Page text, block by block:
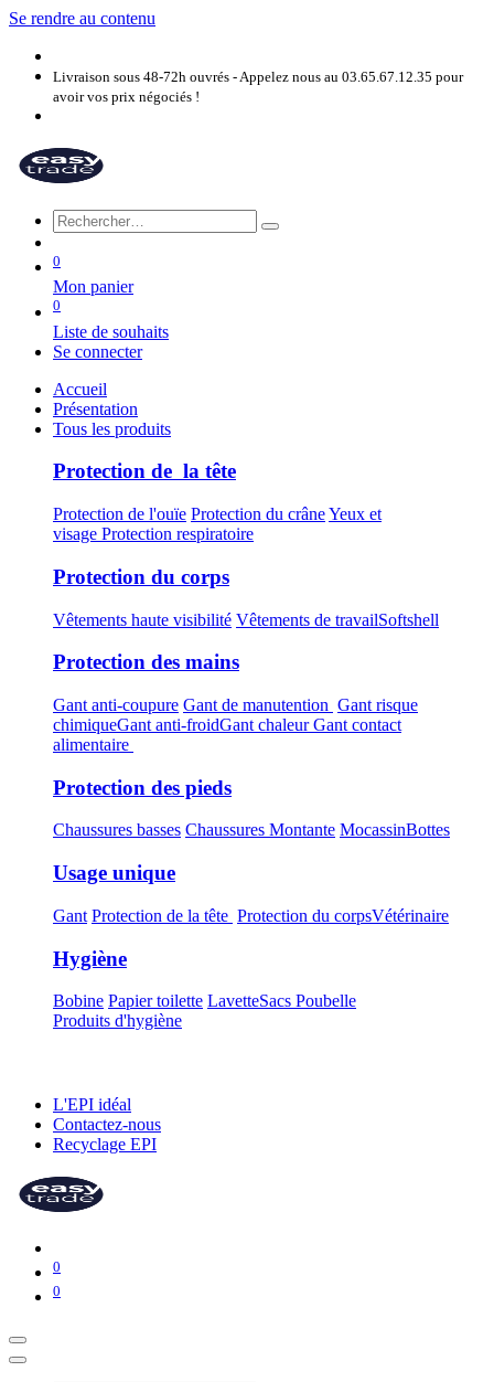
Se rendre au contenu
Livraison sous 48-72h ouvrés - Appelez nous au 03.65.67.12.35 pour
avoir vos prix négociés !
0
Mon panier
0
Liste de souhaits
Se connecter
Accueil
Présentation
Tous les produits
Protection de la tête
Protection de l'ouïe Protection du crâneYeux et
visage Protection respiratoire
Protection du corps
Vêtements haute visibilité Vêtements de travailSoftshell
Protection des mains
Gant anti-coupure Gant de manutention Gant risque
chimiqueGant anti-froidGant chaleurGant contact
alimentaire
Protection des pieds
Chaussures basses Chaussures Montante MocassinBottes
Usage unique
Gant Protection de la tête Protection du corpsVétérinaire
Hygiène
Bobine Papier toilette LavetteSacs Poubelle
Produits d'hygiène
L'EPI idéal
Contactez-nous
Recyclage EPI
0
0